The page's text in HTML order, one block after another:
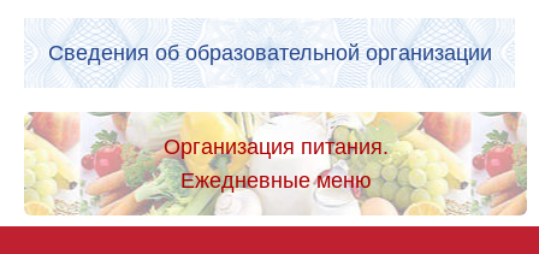
Сведения об образовательной организации
Организация питания.
Ежедневные меню